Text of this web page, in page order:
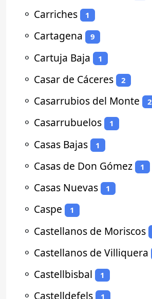
⚬ Carriches 1
⚬ Cartagena 9
⚬ Cartuja Baja 1
⚬ Casar de Cáceres 2
⚬ Casarrubios del Monte 2
⚬ Casarrubuelos 1
⚬ Casas Bajas 1
⚬ Casas de Don Gómez 1
⚬ Casas Nuevas 1
⚬ Caspe 1
⚬ Castellanos de Moriscos
⚬ Castellanos de Villiquera
⚬ Castellbisbal 1
⚬ Castelldefels 1